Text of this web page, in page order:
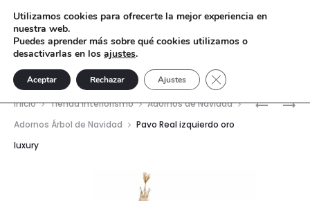
PAVO
Inicio Tienda interiorismo
Adornos de Navidad
Adornos Árbol de Navidad
Pavo Real izquierdo oro
luxury
Utilizamos cookies para ofrecerte la mejor experiencia en
nuestra web.
Puedes aprender más sobre qué cookies utilizamos o
desactivarlas en los ajustes.
Aceptar Rechazar Ajustes Cerrar el banner de